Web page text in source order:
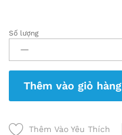
An
Cung
Ngưu
Hoàng
Kwangdong
Dạng
Hộp
Số lượng
Thêm vào giỏ hàng
Thêm Vào Yêu Thích